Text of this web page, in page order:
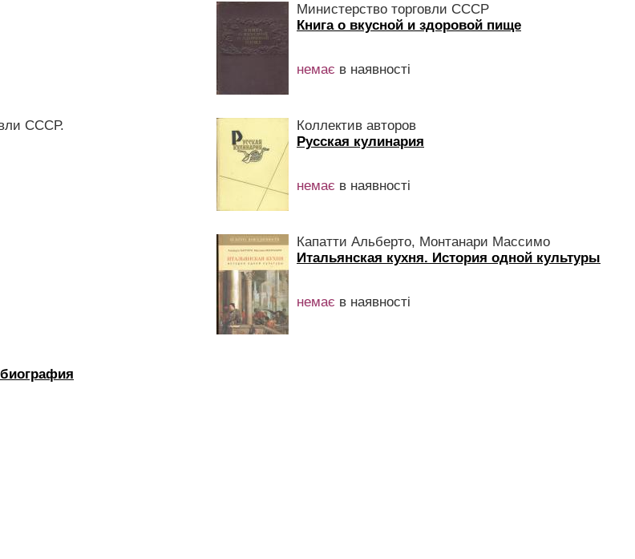
Министерство торговли СССР
Книга о вкусной и здоровой пище
немає в наявності
СССР.
Коллектив авторов
Русская кулинария
немає в наявності
Капатти Альберто, Монтанари Массимо
Итальянская кухня. История одной культуры
немає в наявності